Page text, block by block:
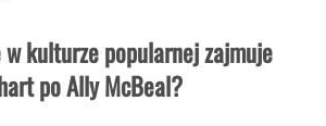
kulturze popularnej zajmuje
po Ally McBeal?